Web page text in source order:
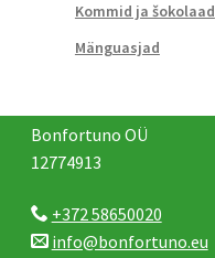
Kommid ja šokolaad
Mänguasjad
Bonfortuno OÜ
12774913
+372 58650020
info@bonfortuno.eu